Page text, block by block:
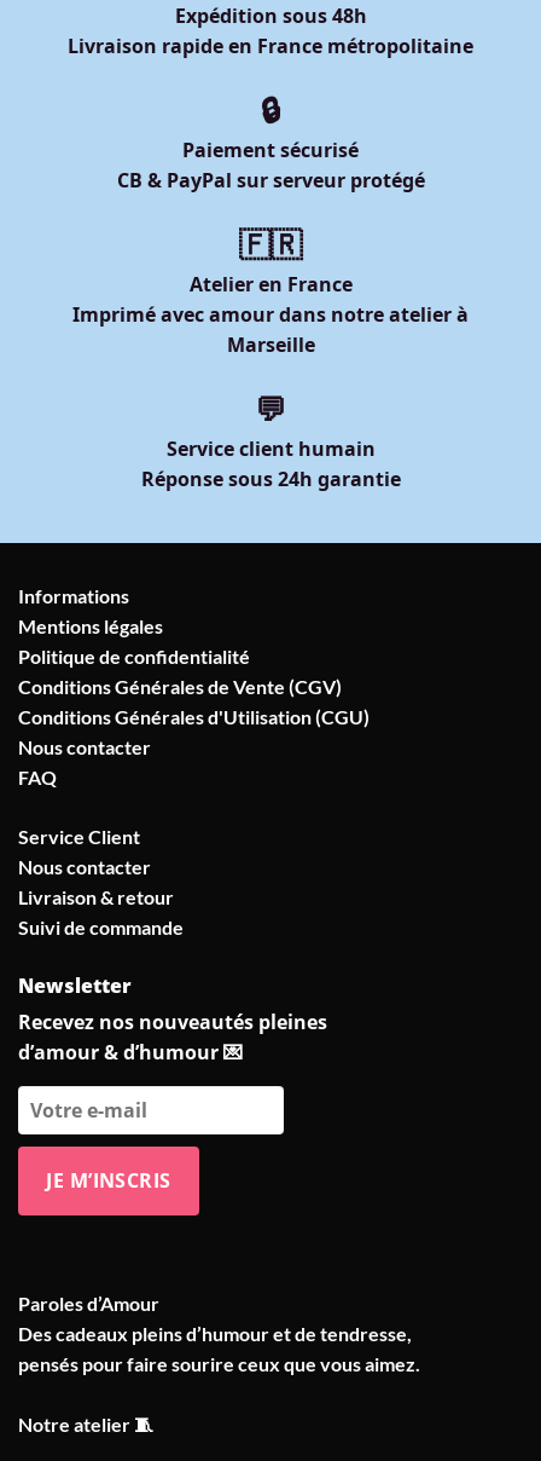
Expédition sous 48h
Livraison rapide en France métropolitaine
🔒
Paiement sécurisé
CB & PayPal sur serveur protégé
🇫🇷
Atelier en France
Imprimé avec amour dans notre atelier à
Marseille
💬
Service client humain
Réponse sous 24h garantie
Informations
Mentions légales
Politique de confidentialité
Conditions Générales de Vente (CGV)
Conditions Générales d'Utilisation (CGU)
Nous contacter
FAQ
Service Client
Nous contacter
Livraison & retour
Suivi de commande
Newsletter
Recevez nos nouveautés pleines
d’amour & d’humour 💌
Paroles d’Amour
Des cadeaux pleins d’humour et de tendresse,
pensés pour faire sourire ceux que vous aimez.
Notre atelier 🧵